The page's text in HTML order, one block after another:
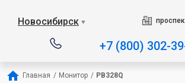
Новосибирск ▼
+7 (800) 302-
Главная / Монитор / PB328Q